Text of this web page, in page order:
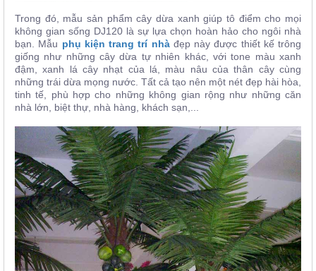
Trong đó, mẫu sản phẩm cây dừa xanh giúp tô điểm cho mọi
không gian sống DJ120 là sự lựa chọn hoàn hảo cho ngôi nhà
bạn. Mẫu phụ kiện trang trí nhàđẹp này được thiết kế trông
giống như những cây dừa tự nhiên khác, với tone màu xanh
đậm, xanh lá cây nhạt của lá, màu nâu của thân cây cùng
những trái dừa mọng nước. Tất cả tạo nên một nét đẹp hài hòa,
tinh tế, phù hợp cho những không gian rộng như những căn
nhà lớn, biệt thự, nhà hàng, khách sạn,...